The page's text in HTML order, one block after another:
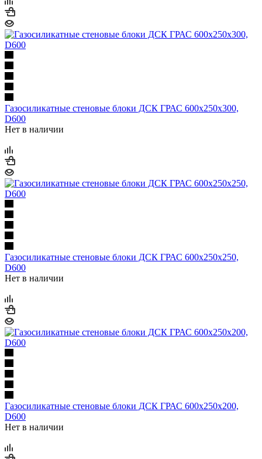
Газосиликатные стеновые блоки ДСК ГРАС 600х250х300,
D600
Нет в наличии
Газосиликатные стеновые блоки ДСК ГРАС 600х250х250,
D600
Нет в наличии
Газосиликатные стеновые блоки ДСК ГРАС 600х250х200,
D600
Нет в наличии